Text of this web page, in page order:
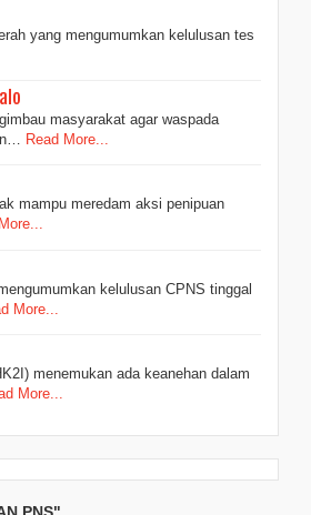
yang mengumumkan kelulusan tes
masyarakat agar waspada
Read More...
mampu meredam aksi penipuan
kelulusan CPNS tinggal
More...
menemukan ada keanehan dalam
More...